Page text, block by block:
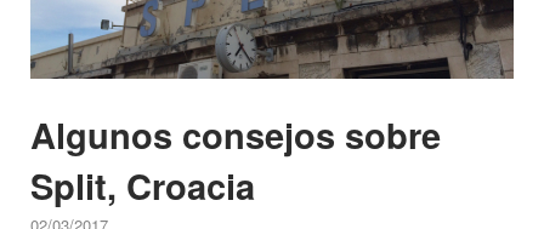
Algunos consejos sobre
Split, Croacia